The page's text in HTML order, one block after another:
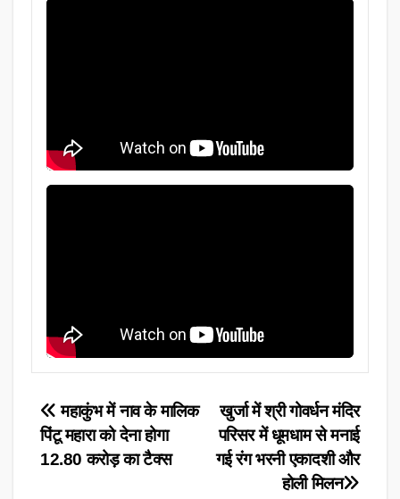
Post
navigation
खुर्जा में श्री गोवर्धन मंदिर
परिसर में धूमधाम से मनाई
गई रंग भरनी एकादशी और
होली मिलन
महाकुंभ में नाव के मालिक
पिंटू महारा को देना होगा
12.80 करोड़ का टैक्स